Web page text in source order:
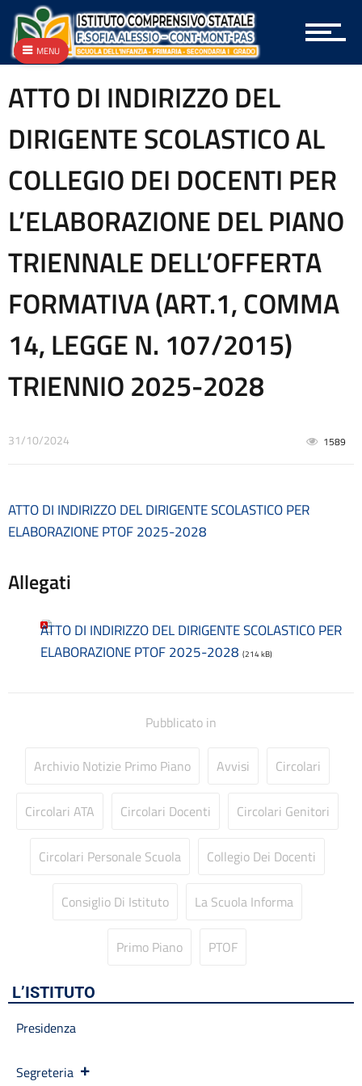
Archivio Albo OnLine e Amministrazione Trasparente
Archivio Bandi e Gare
Archivio Circolari A.T.A.
Archivio Circolari Docenti
Archivio NEWS Vecchio
Archivio vecchie Graduatorie
Area docenti
Articolazione degli uffici
Attestazioni OIV o di struttura analoga
Atti generali
Bandi di gara e contratti
Burocrazia zero
Calendario scolastico
Codice disciplinare
Consulenti e collaboratori
Contatti
Contrattazione collettiva
Corsi
Dirigenza
Docenti
feedback
Home
Incarichi amministrativi di vertice
Incarichi conferiti e autorizzati ai dipendenti
Materiale didattico
OIV
Organi di indirizzo politico-amministrativo
Patto educativo
Personale non a tempo indeterminato
PNRR Futura
PNSD
Posizioni organizzative
ATTO DI INDIRIZZO DEL
DIRIGENTE SCOLASTICO AL
COLLEGIO DEI DOCENTI PER
L’ELABORAZIONE DEL PIANO
TRIENNALE DELL’OFFERTA
FORMATIVA (ART.1, COMMA
14, LEGGE N. 107/2015)
TRIENNIO 2025-2028
31/10/2024 1589
ATTO DI INDIRIZZO DEL DIRIGENTE SCOLASTICO PER
ELABORAZIONE PTOF 2025-2028
Allegati
ATTO DI INDIRIZZO DEL DIRIGENTE SCOLASTICO PER
ELABORAZIONE PTOF 2025-2028 (214 kB)
Pubblicato in
Archivio Notizie Primo Piano Avvisi Circolari
Circolari ATA Circolari Docenti Circolari Genitori
Circolari Personale Scuola Collegio Dei Docenti
Consiglio Di Istituto La Scuola Informa
Primo Piano PTOF
L’ISTITUTO
Presidenza
Segreteria
MENU